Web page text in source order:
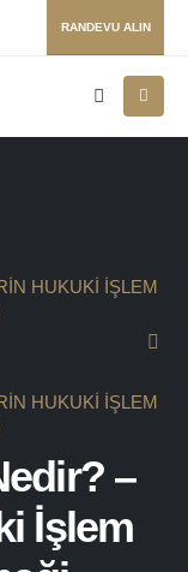
RANDEVU ALIN
HUKUKI İŞLEM
HUKUKI İŞLEM
–
İşlem